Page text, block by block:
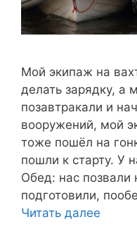
Мой экипаж на
делать зарядку, а
позавтракали и
вооружений, мой
тоже пошёл на
пошли к старту. У
Обед: нас позвали
подготовили,
Читать далее